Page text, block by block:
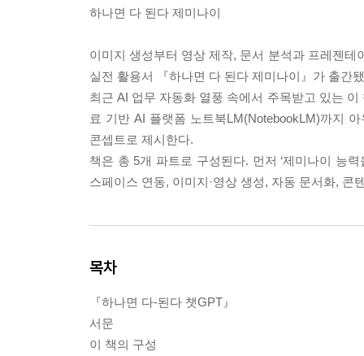
하나면 다 된다 제미나이
이미지 생성부터 영상 제작, 문서 분석과 프레젠
실전 활용서 『하나면 다 된다 제미나이』가 출간
최근 AI 업무 자동화 열풍 속에서 주목받고 있는
료 기반 AI 플랫폼 노트북LM(NotebookLM)까지
콘셉트로 제시한다.
책은 총 5개 파트로 구성된다. 먼저 ‘제미나이 능
스페이스 연동, 이미지·영상 생성, 자동 문서화, 콘
목차
『하나면 다-된다 챗GPT』
서문
이 책의 구성